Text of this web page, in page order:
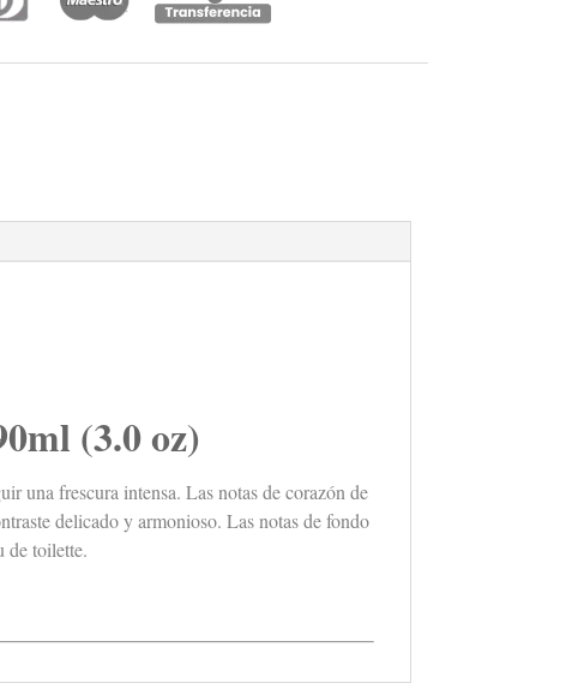
(3.0 oz)
una frescura intensa. Las notas de corazón de
delicado y armonioso. Las notas de fondo
de toilette.